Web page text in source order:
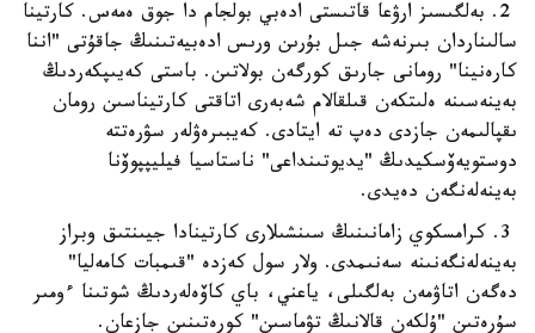
2. بەلگىسىز ارۋعا قاتىستى ادەبي بولجام دا جوق ەمەس. كارتينا
سالىناردان بىرنەشە جىل بۇرىن ورىس ادەبيەتىنىڭ جاقۇتى "اننا
كارەنينا" رومانى جارىق كورگەن بولاتىن. باستى كەيىپكەردىڭ
بەينەسىنە ەلىتكەن قىلقالام شەبەرى اتاقتى كارتيناسىن رومان
ىقپالىمەن جازدى دەپ تە ايتادى. كەيبىرەۋلەر سۋرەتتە
دوستويەۆسكيدىڭ "يديوتىنداعى" ناستاسيا فيليپپوۆنا
بەينەلەنگەن دەيدى.
3. كرامسكوي زامانىنىڭ سىنشىلارى كارتينادا جيىنتىق وبراز
بەينەلەنگەنىنە سەنىمدى. ولار سول كەزدە "قىمبات كامەليا"
دەگەن اتاۋمەن بەلگىلى، ياعني، باي كاۆەلەردىڭ شوتىنا ءومىر
سۇرەتىن "ۇلكەن قالانىڭ تۋماسىن" كورەتىنىن جازعان.